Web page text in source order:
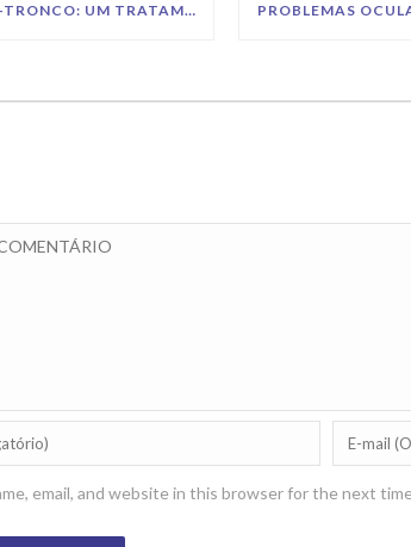
CÉLULAS-TRONCO: UM TRATAMENTO REVOLUCIONÁRIO PARA A SAÚDE DOS PETS PROBLEMAS
email, and website in this browser for the next